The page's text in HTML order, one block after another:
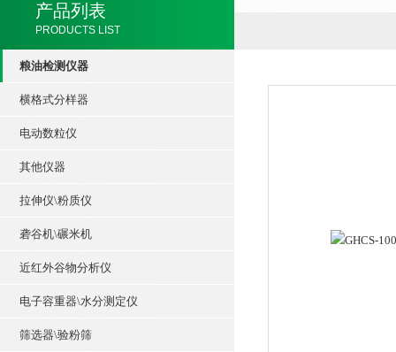
产品列表
PRODUCTS LIST
粮油检测仪器
横格式分样器
电动数粒仪
其他仪器
拉伸仪\粉质仪
砻谷机\碾米机
近红外谷物分析仪
电子容重器\水分测定仪
筛选器\验粉筛